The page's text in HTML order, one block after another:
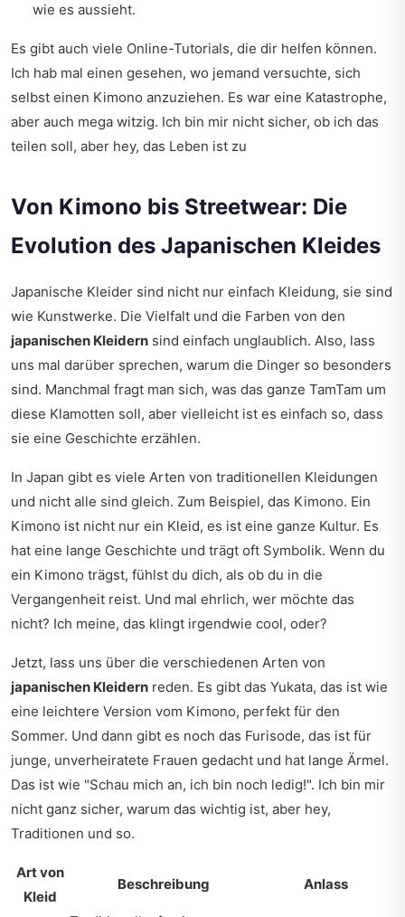
wie es aussieht.
Es gibt auch viele Online-Tutorials, die dir helfen können.
Ich hab mal einen gesehen, wo jemand versuchte, sich
selbst einen Kimono anzuziehen. Es war eine Katastrophe,
aber auch mega witzig. Ich bin mir nicht sicher, ob ich das
teilen soll, aber hey, das Leben ist zu
Von Kimono bis Streetwear: Die
Evolution des Japanischen Kleides
Japanische Kleider sind nicht nur einfach Kleidung, sie sind
wie Kunstwerke. Die Vielfalt und die Farben von den
japanischen Kleidern sind einfach unglaublich. Also, lass
uns mal darüber sprechen, warum die Dinger so besonders
sind. Manchmal fragt man sich, was das ganze TamTam um
diese Klamotten soll, aber vielleicht ist es einfach so, dass
sie eine Geschichte erzählen.
In Japan gibt es viele Arten von traditionellen Kleidungen
und nicht alle sind gleich. Zum Beispiel, das Kimono. Ein
Kimono ist nicht nur ein Kleid, es ist eine ganze Kultur. Es
hat eine lange Geschichte und trägt oft Symbolik. Wenn du
ein Kimono trägst, fühlst du dich, als ob du in die
Vergangenheit reist. Und mal ehrlich, wer möchte das
nicht? Ich meine, das klingt irgendwie cool, oder?
Jetzt, lass uns über die verschiedenen Arten von
japanischen Kleidern reden. Es gibt das Yukata, das ist wie
eine leichtere Version vom Kimono, perfekt für den
Sommer. Und dann gibt es noch das Furisode, das ist für
junge, unverheiratete Frauen gedacht und hat lange Ärmel.
Das ist wie "Schau mich an, ich bin noch ledig!". Ich bin mir
nicht ganz sicher, warum das wichtig ist, aber hey,
Traditionen und so.
Art von
Kleid
Beschreibung Anlass